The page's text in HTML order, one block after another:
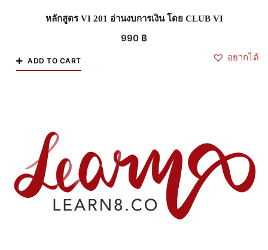
หลักสูตร VI 201 อ่านงบการเงิน โดย CLUB VI
990 ฿
อยากได้
ADD TO CART